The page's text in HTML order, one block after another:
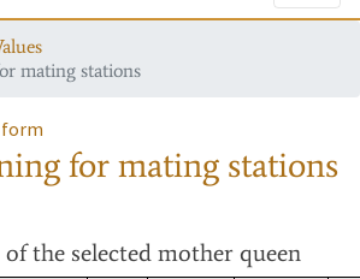
mating stations
for mating stations
of the selected mother queen